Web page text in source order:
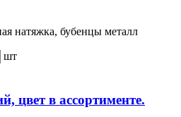
натяжка, бубенцы металл
шт
цвет в ассортименте.